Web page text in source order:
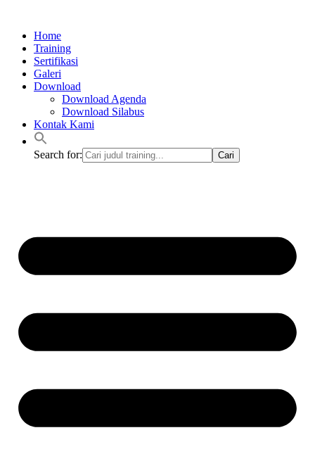
kontenHome
Training
Sertifikasi
Galeri
Download
Download Agenda
Download Silabus
Kontak Kami
Search for: